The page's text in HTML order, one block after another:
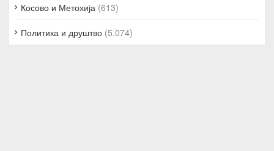
Косово и Метохија (613)
Политика и друштво (5.074)